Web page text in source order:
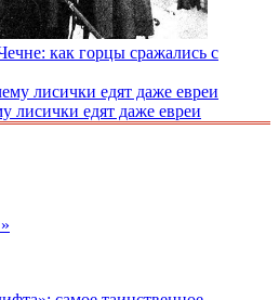
как горцы сражались с
лисички едят даже евреи